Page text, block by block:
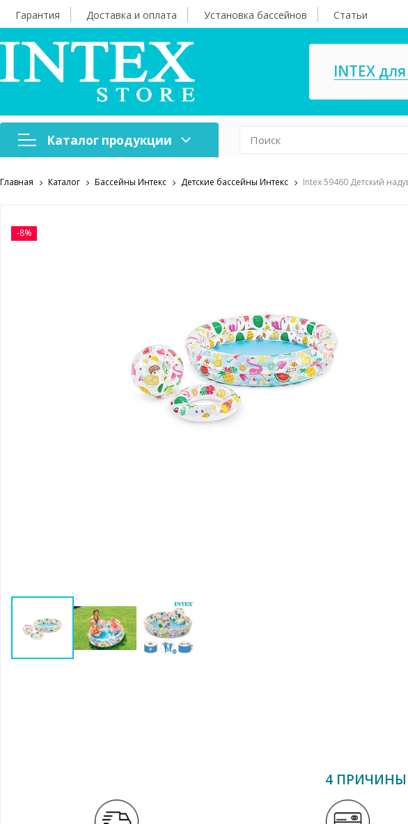
Гарантия Доставка и оплата Установка бассейнов Статьи
INTEX
Каталог продукции
Надувная мебель Насосы,
Главная Каталог Бассейны Интекс Детские бассейны Интекс Intex 59460 Детский
-8%
4